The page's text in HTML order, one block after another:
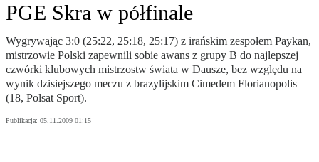
PGE Skra w półfinale
Wygrywając 3:0 (25:22, 25:18, 25:17) z irańskim zespołem Paykan,
mistrzowie Polski zapewnili sobie awans z grupy B do najlepszej
czwórki klubowych mistrzostw świata w Dausze, bez względu na
wynik dzisiejszego meczu z brazylijskim Cimedem Florianopolis
(18, Polsat Sport).
Publikacja: 05.11.2009 01:15